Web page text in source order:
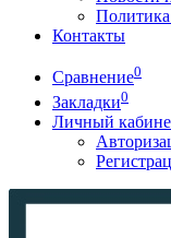
Контакты
Сравнение0
Закладки0
Личный